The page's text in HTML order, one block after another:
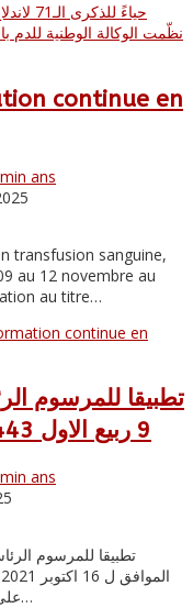
حياءً
نظّمت الوكالة الوطنية للدم
continue en
ans
transfusion sanguine,
au 12 novembre au
au titre…
continue en
9 ربيع الاول 1443 الموافق ل 16 اكتوبر 2021
ans
على ارواح شهداء مجازر 17 اكتوبر 1961، و تنفيذا…